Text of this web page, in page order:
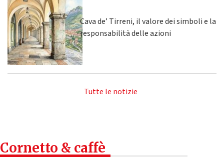
Cava de’ Tirreni, il valore dei simboli e la
responsabilità delle azioni
Tutte le notizie
Cornetto & caffè